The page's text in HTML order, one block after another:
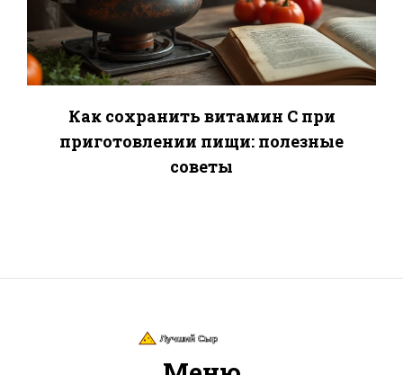
Как сохранить витамин C при
приготовлении пищи: полезные
советы